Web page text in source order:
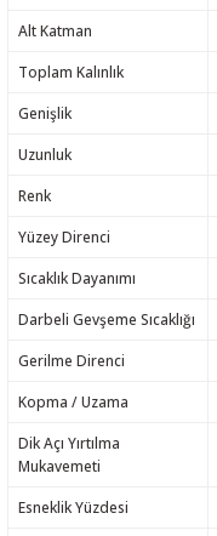
Alt Katman
Toplam Kalınlık
Genişlik
Uzunluk
Renk
Yüzey Direnci
Sıcaklık Dayanımı
Darbeli Gevşeme Sıcaklığı
Gerilme Direnci
Kopma / Uzama
Dik Açı Yırtılma
Mukavemeti
Esneklik Yüzdesi